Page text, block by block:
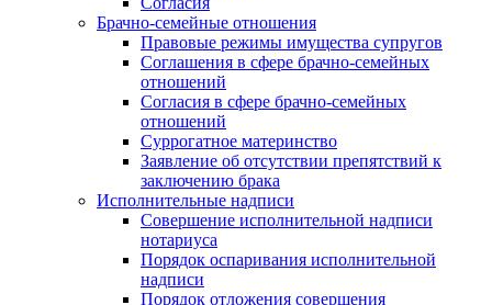
Брачно-семейные отношения
Правовые режимы имущества супругов
Соглашения в сфере брачно-семейных
отношений
Согласия в сфере брачно-семейных
отношений
Суррогатное материнство
Заявление об отсутствии препятствий к
заключению брака
Исполнительные надписи
Совершение исполнительной надписи
нотариуса
Порядок оспаривания исполнительной
надписи
Порядок отложения совершения